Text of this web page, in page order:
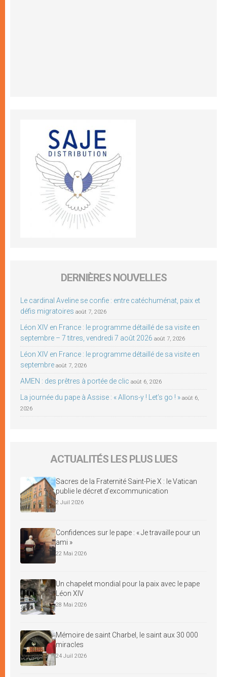
DERNIÈRES NOUVELLES
Le cardinal Aveline se confie : entre catéchuménat, paix et
défis migratoires août 7, 2026
Léon XIV en France : le programme détaillé de sa visite en
septembre – 7 titres, vendredi 7 août 2026 août 7, 2026
Léon XIV en France : le programme détaillé de sa visite en
septembre août 7, 2026
AMEN : des prêtres à portée de clic août 6, 2026
La journée du pape à Assise : « Allons-y ! Let’s go ! » août 6,
2026
ACTUALITÉS LES PLUS LUES
Sacres de la Fraternité Saint-Pie X : le Vatican
publie le décret d’excommunication
2 Juil 2026
Confidences sur le pape : « Je travaille pour un
ami »
22 Mai 2026
Un chapelet mondial pour la paix avec le pape
Léon XIV
28 Mai 2026
Mémoire de saint Charbel, le saint aux 30 000
miracles
24 Juil 2026